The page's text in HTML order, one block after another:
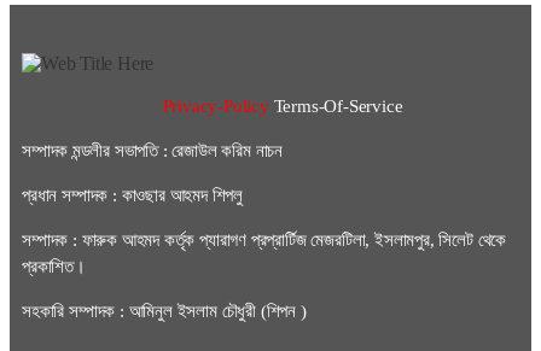
Privacy-Policy Terms-Of-Service
সম্পাদক মন্ডলীর সভাপতি : রেজাউল করিম নাচন
প্রধান সম্পাদক : কাওছার আহমদ শিপলু
সম্পাদক : ফারুক আহমদ কর্তৃক প্যারাগণ প্রপ্রার্টিজ মেজরটিলা, ইসলামপুর, সিলেট থেকে
প্রকাশিত।
সহকারি সম্পাদক : আমিনুল ইসলাম চৌধুরী (শিপন )